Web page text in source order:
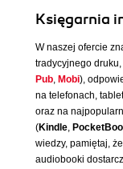
Księgarnia
W naszej ofercie
tradycyjnego
Pub, Mobi),
na telefonach,
oraz na
(Kindle,
wiedzy, pamiętaj,
audiobooki